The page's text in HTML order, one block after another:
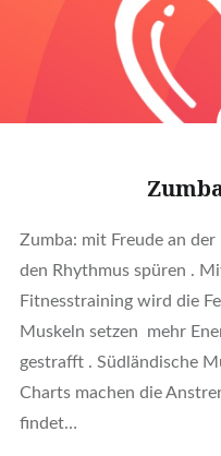
Zumba: mit Freude an
den Rhythmus spüren .
Fitnesstraining wird die
Muskeln setzen mehr
gestrafft . Südländische
Charts machen die
findet…